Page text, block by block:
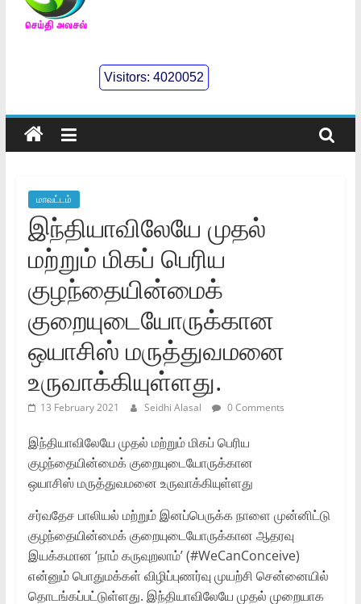
செய்திஅலசல்
Seidhialasal
Tamil
Online
Visitors:4020052
மாவட்டம்
இந்தியாவிலேயே முதல்
மற்றும் மிகப் பெரிய
குழந்தையின்மைக்
குறையுடையோருக்கான
ஒயாசிஸ் மருத்துவமனை
உருவாக்கியுள்ளது.
13 February 2021 Seidhi Alasal 0 Comments
இந்தியாவிலேயே முதல் மற்றும் மிகப் பெரிய
குழந்தையின்மைக் குறையுடையோருக்கான
ஒயாசிஸ் மருத்துவமனை உருவாக்கியுள்ளது
சர்வதேச பாலியல் மற்றும் இனப்பெருக்க நாளை முன்னிட்டு
குழந்தையின்மைக் குறையுடையோருக்கான ஆதரவு
இயக்கமான ‘நாம் கருவுறலாம்’ (#WeCanConceive)
என்னும் பொதுமக்கள் விழிப்புணர்வு முயற்சி சென்னையில்
தொடங்கப்பட்டுள்ளது. இந்தியாவிலேயே முதல் முறையாக